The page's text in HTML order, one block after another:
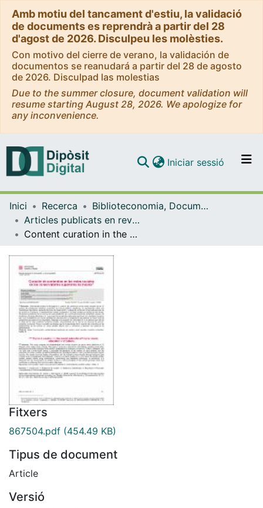
Amb motiu del tancament d'estiu, la validació
de documents es reprendrà a partir del 28
d'agost de 2026. Disculpeu les molèsties.
Con motivo del cierre de verano, la validación de
documentos se reanudará a partir del 28 de agosto
de 2026. Disculpad las molestias
Due to the summer closure, document validation will
resume starting August 28, 2026. We apologize for
any inconvenience.
Navega per tot el DD
Iniciar sessió (current)
Inici Recerca
Biblioteconomia, Documentació i Comunicació Audiovisual
Articles publicats en revistes (Biblioteconomia, Documentació i Comunicació Audiovisual)
Content curation in the social networks of higher music education institutions Curación de contenidos en las redes sociales de los conservatorios superiores de música
Fitxers
867504.pdf (454.49 KB)
Tipus de document
Article
Versió